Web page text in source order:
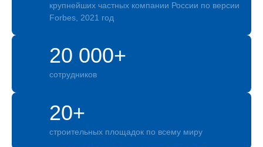
20 000+
сотрудников
20+
строительных площадок по всему миру
крупнейших частных компании России по версии
Forbes, 2021 год